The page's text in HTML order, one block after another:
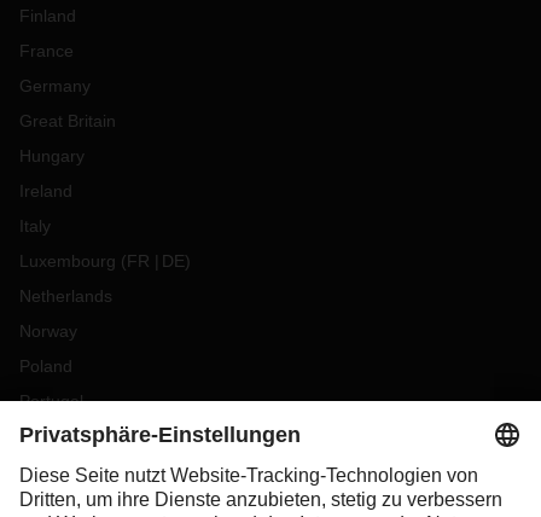
Finland
France
Germany
Great Britain
Hungary
Ireland
Italy
Luxembourg (FR DE)
Netherlands
Norway
Poland
Portugal
Romania
Slovakia
Spain